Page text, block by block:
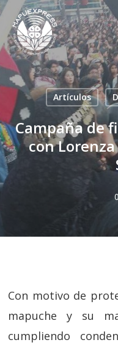
Skip
to
main
content
Artículos
Campaña de
con
Con motivo de
mapuche y su
cumpliendo